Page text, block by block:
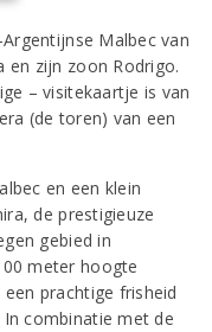
Malbec van
en zijn zoon Rodrigo.
– visitekaartje is van
(de toren) van een
en een klein
de prestigieuze
gebied in
meter hoogte
prachtige frisheid
combinatie met de